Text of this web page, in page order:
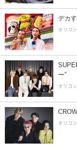
デカ
オリコ
ー”
オリコ
オリコ